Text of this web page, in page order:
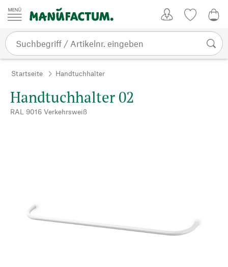
Zum Inhalt springen
Startseite Handtuchhalter
Handtuchhalter 02
RAL 9016 Verkehrsweiß